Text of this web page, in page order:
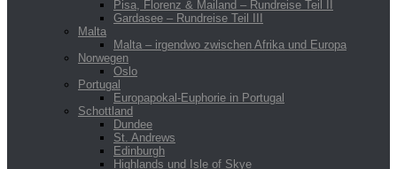
Pisa, Florenz & Mailand – Rundreise Teil II
Gardasee – Rundreise Teil III
Malta
Malta – irgendwo zwischen Afrika und Europa
Norwegen
Oslo
Portugal
Europapokal-Euphorie in Portugal
Schottland
Dundee
St. Andrews
Edinburgh
Highlands und Isle of Skye